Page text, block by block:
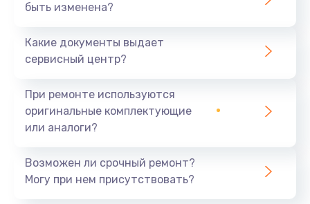
быть изменена?
Какие документы выдает
сервисный центр?
При ремонте используются
оригинальные комплектующие
или аналоги?
Возможен ли срочный ремонт?
Могу при нем присутствовать?